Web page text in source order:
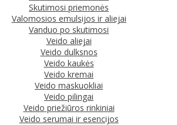
Skutimosi priemonės
Valomosios emulsijos ir aliejai
Vanduo po skutimosi
Veido aliejai
Veido dulksnos
Veido kaukės
Veido kremai
Veido maskuokliai
Veido pilingai
Veido priežiūros rinkiniai
Veido serumai ir esencijos